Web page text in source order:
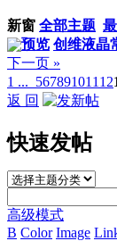
新窗 全部主题
预览 创维液晶
下一页 »
1 ... 567891011 12
返 回
快速发帖
高级模式
B Color Image